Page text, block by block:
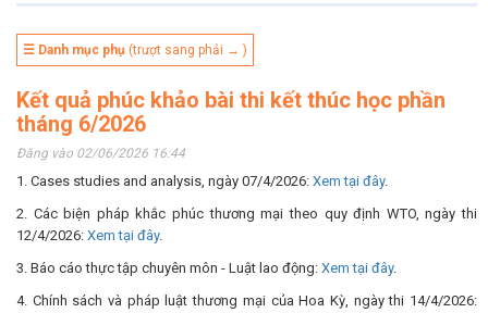
☰ Danh mục phụ (trượt sang phải → )
Kết quả phúc khảo bài thi kết thúc học phần
tháng 6/2026
Đăng vào 02/06/2026 16:44
1. Cases studies and analysis, ngày 07/4/2026: Xem tại đây.
2. Các biện pháp khắc phúc thương mại theo quy định WTO, ngày thi
12/4/2026: Xem tại đây.
3. Báo cáo thực tập chuyên môn - Luật lao động: Xem tại đây.
4. Chính sách và pháp luật thương mại của Hoa Kỳ, ngày thi 14/4/2026: